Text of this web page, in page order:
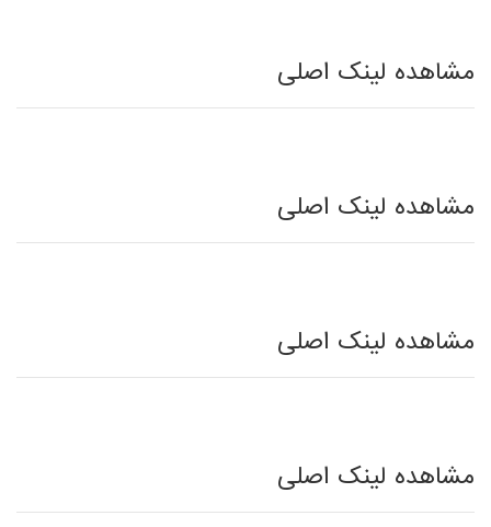
مشاهده لینک اصلی
مشاهده لینک اصلی
مشاهده لینک اصلی
مشاهده لینک اصلی